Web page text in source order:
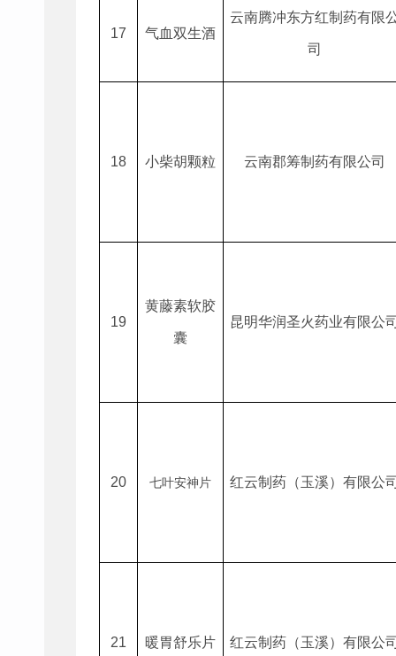
17 气血双生酒
云南腾冲东方红制药有限
司
18 小柴胡颗粒 云南郡筹制药有限公司
19
黄藤素软胶
囊
昆明华润圣火药业有限公
20 七叶安神片 红云制药（玉溪）有限公
21 暖胃舒乐片 红云制药（玉溪）有限公